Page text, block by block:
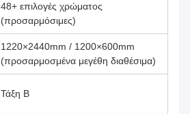
48+ επιλογές χρώματος
(προσαρμόσιμες)
1220×2440mm / 1200×600mm
(προσαρμοσμένα μεγέθη διαθέσιμα)
Τάξη Β